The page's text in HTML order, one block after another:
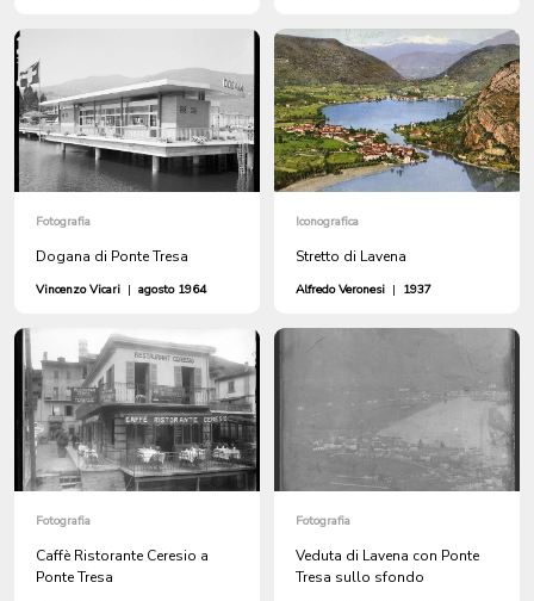
Fotografia
Dogana di Ponte Tresa
Vincenzo Vicari | agosto 1964
Iconografica
Stretto di Lavena
Alfredo Veronesi | 1937
Fotografia
Caffè Ristorante Ceresio a
Ponte Tresa
Fotografia
Veduta di Lavena con Ponte
Tresa sullo sfondo